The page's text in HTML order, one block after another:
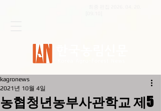
농협청년농부사관학교 제5
kagronews
2021년 10월 4일